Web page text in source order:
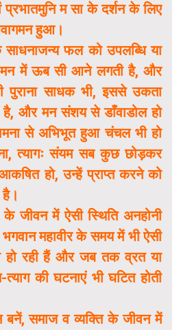
प्रभातमुनि म सा के दर्शन के लिए
हुआ।
साधनाजन्य फल को उपलब्धि या
में ऊब सी आने लगती है, और
पुराना साधक भी, इससे उकता
है, और मन संशय से डाँवाडोल हो
से अभिभूत हुआ चंचल भी हो
त्यागः संयम सब कुछ छोड़कर
हो, उन्हें प्राप्त करने को
है।
जीवन में ऐसी स्थिति अनहोनी
महावीर के समय में भी ऐसी
रही हैं और जब तक व्रत या
त्याग की घटनाएं भी घटित होती
बनें, समाज व व्यक्ति के जीवन में